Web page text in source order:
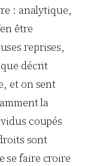
: analytique,
être
reprises,
décrit
et on sent
la
coupés
sont
se faire croire